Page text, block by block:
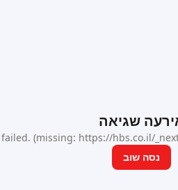
שגיאה
(missing: https://hbs.co.il/
נסה שוב